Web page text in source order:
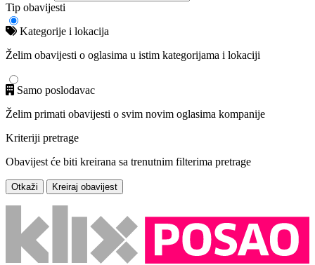
Tip obavijesti
Kategorije i lokacija
Želim obavijesti o oglasima u istim kategorijama i lokaciji
Samo poslodavac
Želim primati obavijesti o svim novim oglasima kompanije
Kriteriji pretrage
Obavijest će biti kreirana sa trenutnim filterima pretrage
Otkaži Kreiraj obavijest